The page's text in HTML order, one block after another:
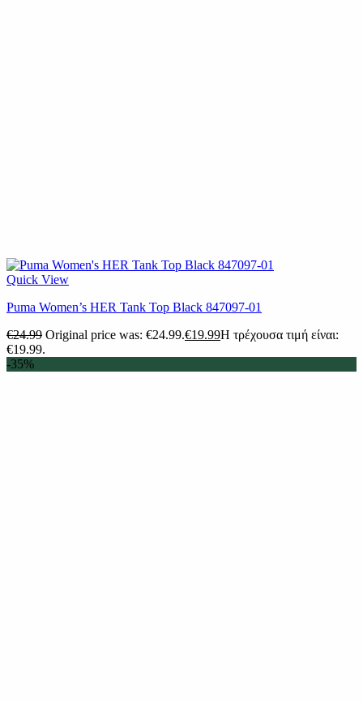
Quick View
Puma Women’s HER Tank Top Black 847097-01
€24.99 Original price was: €24.99.€19.99Η τρέχουσα τιμή είναι:
€19.99.
-35%